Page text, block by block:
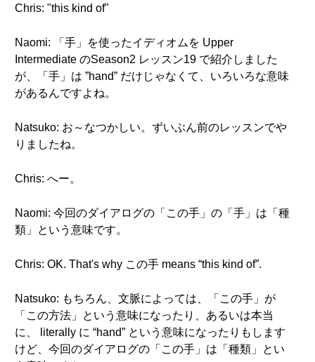
Chris: "this kind of"
Naomi: 「手」を使ったイディオムを Upper
Intermediate のSeason2 レッスン19 で紹介しました
が、「手」は ”hand” だけじゃなくて、いろいろな意味
があるんですよね。
Natsuko: お～なつかしい。ずいぶん前のレッスンでや
りましたね。
Chris: へー。
Naomi: 今回のダイアログの「この手」の「手」は「種
類」という意味です。
Chris: OK. That's why この手 means “this kind of”.
Natsuko: もちろん、文脈によっては、「この手」が
「この方法」という意味になったり、あるいは本当
に、 literally に “hand” という意味になったりもします
けど、今回のダイアログの「この手」は「種類」とい